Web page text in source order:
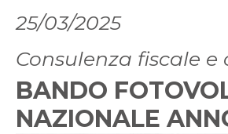
25/03/2025
Consulenza fiscale
BANDO
NAZIONALE